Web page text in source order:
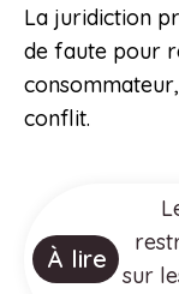
La juridiction
de faute pour
conflit.
À lire
sur